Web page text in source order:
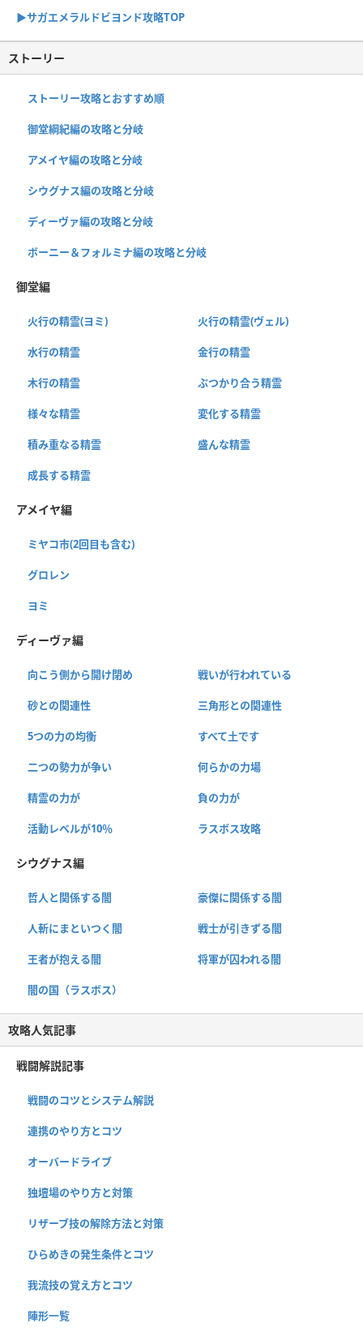
▶︎サガエメラルドビヨンド攻略TOP
ストーリー
ストーリー攻略とおすすめ順
御堂綱紀編の攻略と分岐
アメイヤ編の攻略と分岐
シウグナス編の攻略と分岐
ディーヴァ編の攻略と分岐
ボーニー＆フォルミナ編の攻略と分岐
御堂編
火行の精霊(ヨミ) 火行の精霊(ヴェル)
水行の精霊 金行の精霊
木行の精霊 ぶつかり合う精霊
様々な精霊 変化する精霊
積み重なる精霊 盛んな精霊
成長する精霊
アメイヤ編
ミヤコ市(2回目も含む)
グロレン
ヨミ
ディーヴァ編
向こう側から開け閉め 戦いが行われている
砂との関連性 三角形との関連性
5つの力の均衡 すべて土です
二つの勢力が争い 何らかの力場
精霊の力が 負の力が
活動レベルが10％ ラスボス攻略
シウグナス編
哲人と関係する闇 豪傑に関係する闇
人斬にまといつく闇 戦士が引きずる闇
王者が抱える闇 将軍が囚われる闇
闇の国（ラスボス）
攻略人気記事
戦闘解説記事
戦闘のコツとシステム解説
連携のやり方とコツ
オーバードライブ
独壇場のやり方と対策
リザーブ技の解除方法と対策
ひらめきの発生条件とコツ
我流技の覚え方とコツ
陣形一覧